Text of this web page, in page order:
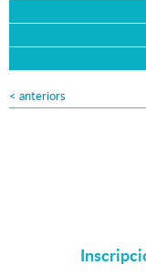
< anteriors